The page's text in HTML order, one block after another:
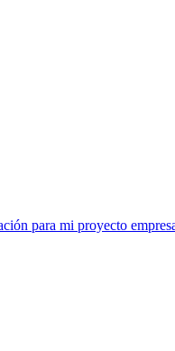
para mi proyecto